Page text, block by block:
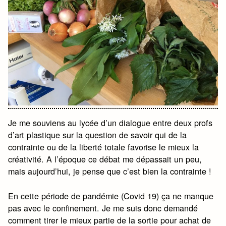
Je me souviens au lycée d’un dialogue entre deux profs
d’art plastique sur la question de savoir qui de la
contrainte ou de la liberté totale favorise le mieux la
créativité. A l’époque ce débat me dépassait un peu,
mais aujourd’hui, je pense que c’est bien la contrainte !
En cette période de pandémie (Covid 19) ça ne manque
pas avec le confinement. Je me suis donc demandé
comment tirer le mieux partie de la sortie pour achat de